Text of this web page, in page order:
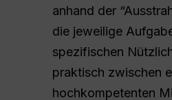
anhand der
die jeweilige
spezifischen
praktisch zwischen
hochkompetenten